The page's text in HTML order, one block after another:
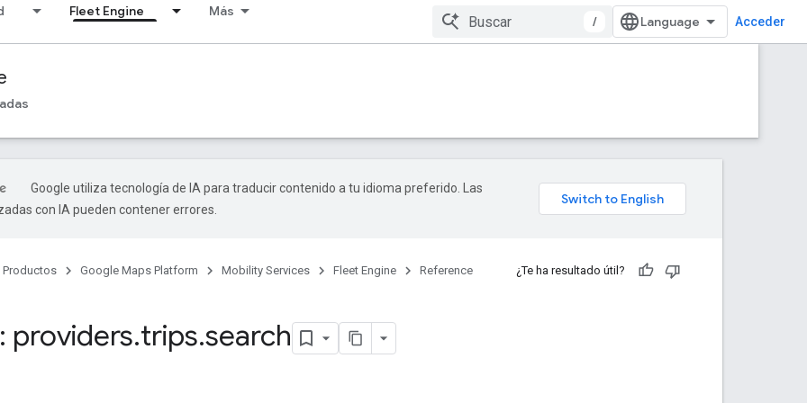
Fleet Engine Más
/ Acceder
Google utiliza tecnología de IA para traducir contenido a tu idioma preferido. Las
con IA pueden contener errores.
Productos Google Maps Platform Mobility Services Fleet Engine
Reference
¿Te ha resultado útil?
providers.trips.search